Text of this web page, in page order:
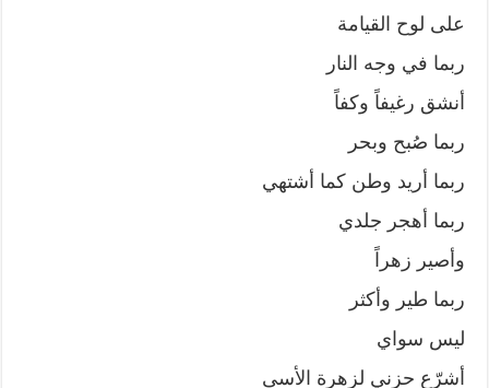
على لوح القيامة
ربما في وجه النار
أنشق رغيفاً وكفاً
ربما صُبح وبحر
ربما أريد وطن كما أشتهي
ربما أهجر جلدي
وأصير زهراً
ربما طير وأكثر
ليس سواي
أشرّع حزني لزهرة الأسى